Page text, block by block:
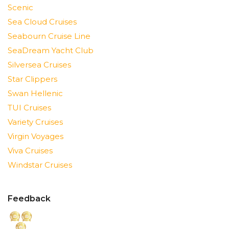
Scenic
Sea Cloud Cruises
Seabourn Cruise Line
SeaDream Yacht Club
Silversea Cruises
Star Clippers
Swan Hellenic
TUI Cruises
Variety Cruises
Virgin Voyages
Viva Cruises
Windstar Cruises
Feedback